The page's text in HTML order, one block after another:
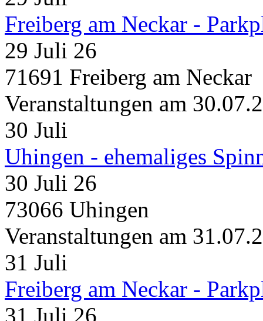
Freiberg am Neckar -
29 Juli 26
71691 Freiberg am Neckar
Veranstaltungen am
30 Juli
Uhingen - ehemaliges
30 Juli 26
73066 Uhingen
Veranstaltungen am
31 Juli
Freiberg am Neckar -
31 Juli 26